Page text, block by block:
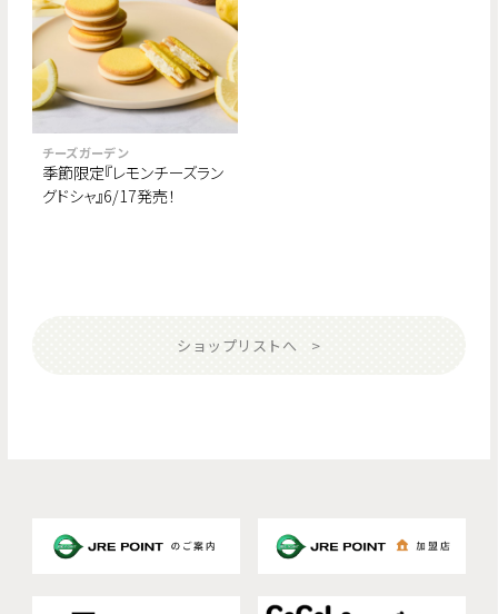
チーズガーデン
季節限定『レモンチーズラン
グドシャ』6/17発売！
ショップリストへ